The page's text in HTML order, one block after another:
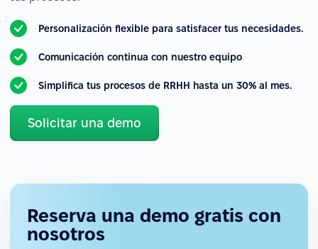
Personalización flexible para satisfacer tus necesidades.
Comunicación continua con nuestro equipo
Simplifica tus procesos de RRHH hasta un 30% al mes.
Solicitar una demo
Reserva una demo gratis con
nosotros